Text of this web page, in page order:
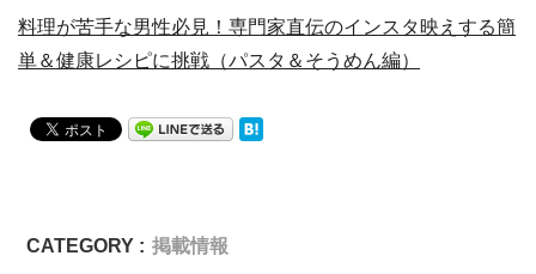
料理が苦手な男性必見！専門家直伝のインスタ映えする簡
単＆健康レシピに挑戦（パスタ＆そうめん編）
CATEGORY : 掲載情報